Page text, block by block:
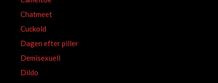
Chatmeet
Cuckold
Dagen efter piller
Demisexuell
Dildo